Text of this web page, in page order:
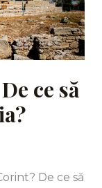
ce să
De ce să